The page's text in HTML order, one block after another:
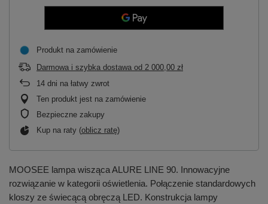
Produkt na zamówienie
Darmowa i szybka dostawa od 2 000,00 zł
14 dni na łatwy zwrot
Ten produkt jest na zamówienie
Bezpieczne zakupy
Kup na raty (oblicz ratę)
MOOSEE lampa wisząca ALURE LINE 90. Innowacyjne
rozwiązanie w kategorii oświetlenia. Połączenie standardowych
kloszy ze świecącą obręczą LED. Konstrukcja lampy